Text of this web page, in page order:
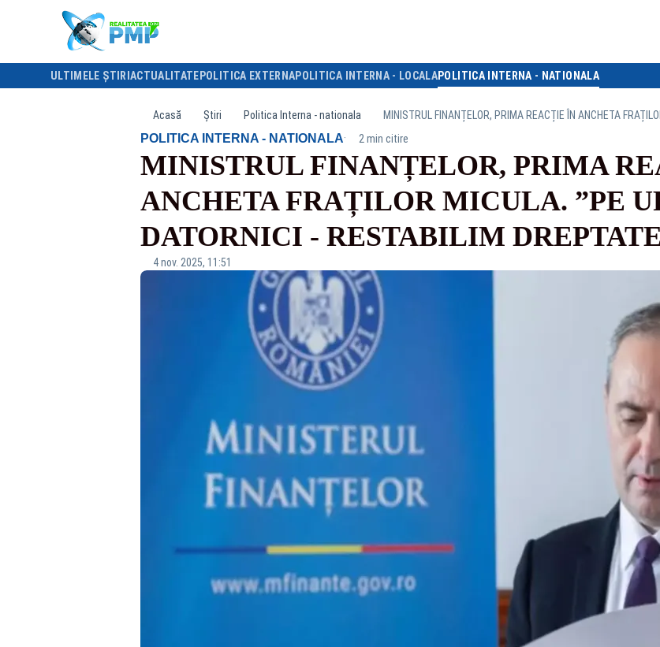
ULTIMELE ȘTIRI ACTUALITATE POLITICA EXTERNAPOLITICA INTERNA - LOCALAPOLITICA INTERNA - NATIONALA
Acasă Știri Politica Interna - nationala
POLITICA INTERNA - NATIONALA· 2 min citire
MINISTRUL FINANȚELOR, PRIMA
ANCHETA FRAȚILOR MICULA. ”PE
DATORNICI - RESTABILIM
4 nov. 2025, 11:51